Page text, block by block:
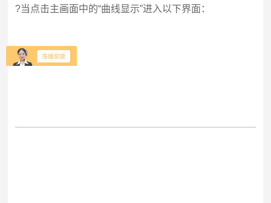
?当点击主画面中的“曲线显示”进入以下界面：